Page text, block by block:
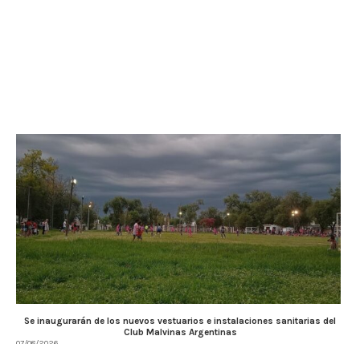
Se inaugurarán de los nuevos vestuarios e instalaciones sanitarias del
Club Malvinas Argentinas